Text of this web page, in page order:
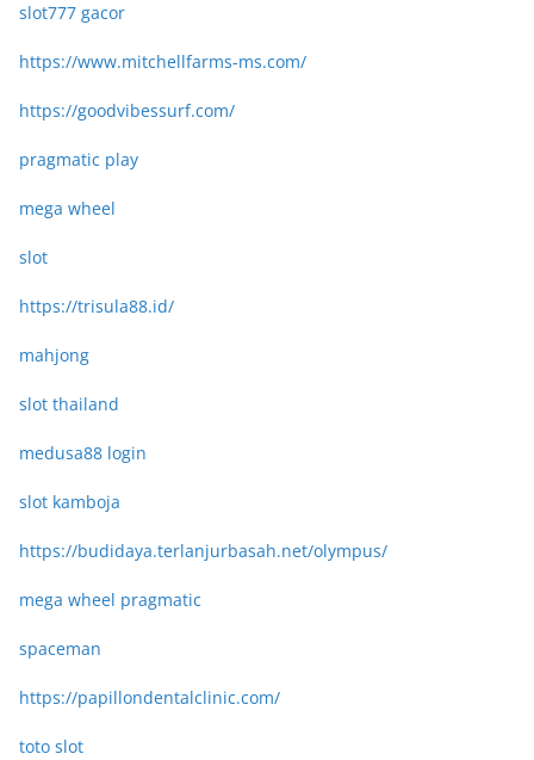
slot777 gacor
https://www.mitchellfarms-ms.com/
https://goodvibessurf.com/
pragmatic play
mega wheel
slot
https://trisula88.id/
mahjong
slot thailand
medusa88 login
slot kamboja
https://budidaya.terlanjurbasah.net/olympus/
mega wheel pragmatic
spaceman
https://papillondentalclinic.com/
toto slot